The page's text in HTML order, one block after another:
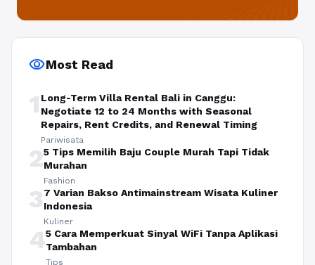
visibilityMost Read
1 Long-Term Villa Rental Bali in Canggu:
Negotiate 12 to 24 Months with Seasonal
Repairs, Rent Credits, and Renewal Timing
Pariwisata
25 Tips Memilih Baju Couple Murah Tapi Tidak
Murahan
Fashion
37 Varian Bakso Antimainstream Wisata Kuliner
Indonesia
Kuliner
45 Cara Memperkuat Sinyal WiFi Tanpa Aplikasi
Tambahan
Tips